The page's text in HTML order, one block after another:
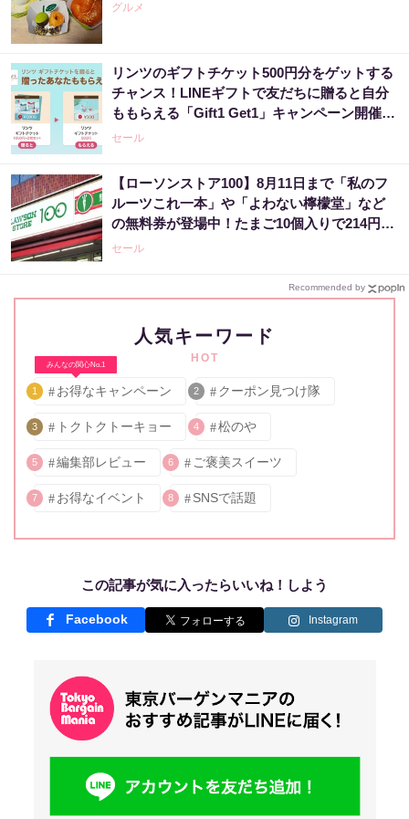
グルメ
リンツのギフトチケット500円分をゲットする
チャンス！LINEギフトで友だちに贈ると自分
ももらえる「Gift1 Get1」キャンペーン開催
中。
セール
【ローソンストア100】8月11日まで「私のフ
ルーツこれ一本」や「よわない檸檬堂」など
の無料券が登場中！たまご10個入りで214円な
どのお得企画も見逃せない。
セール
Recommended by
人気キーワード
HOT
みんなの関心No.1
1 お得なキャンペーン 2 クーポン見つけ隊
3 トクトクトーキョー 4 松のや
5 編集部レビュー 6 ご褒美スイーツ
7 お得なイベント 8 SNSで話題
この記事が気に入ったらいいね！しよう
Facebook Instagram